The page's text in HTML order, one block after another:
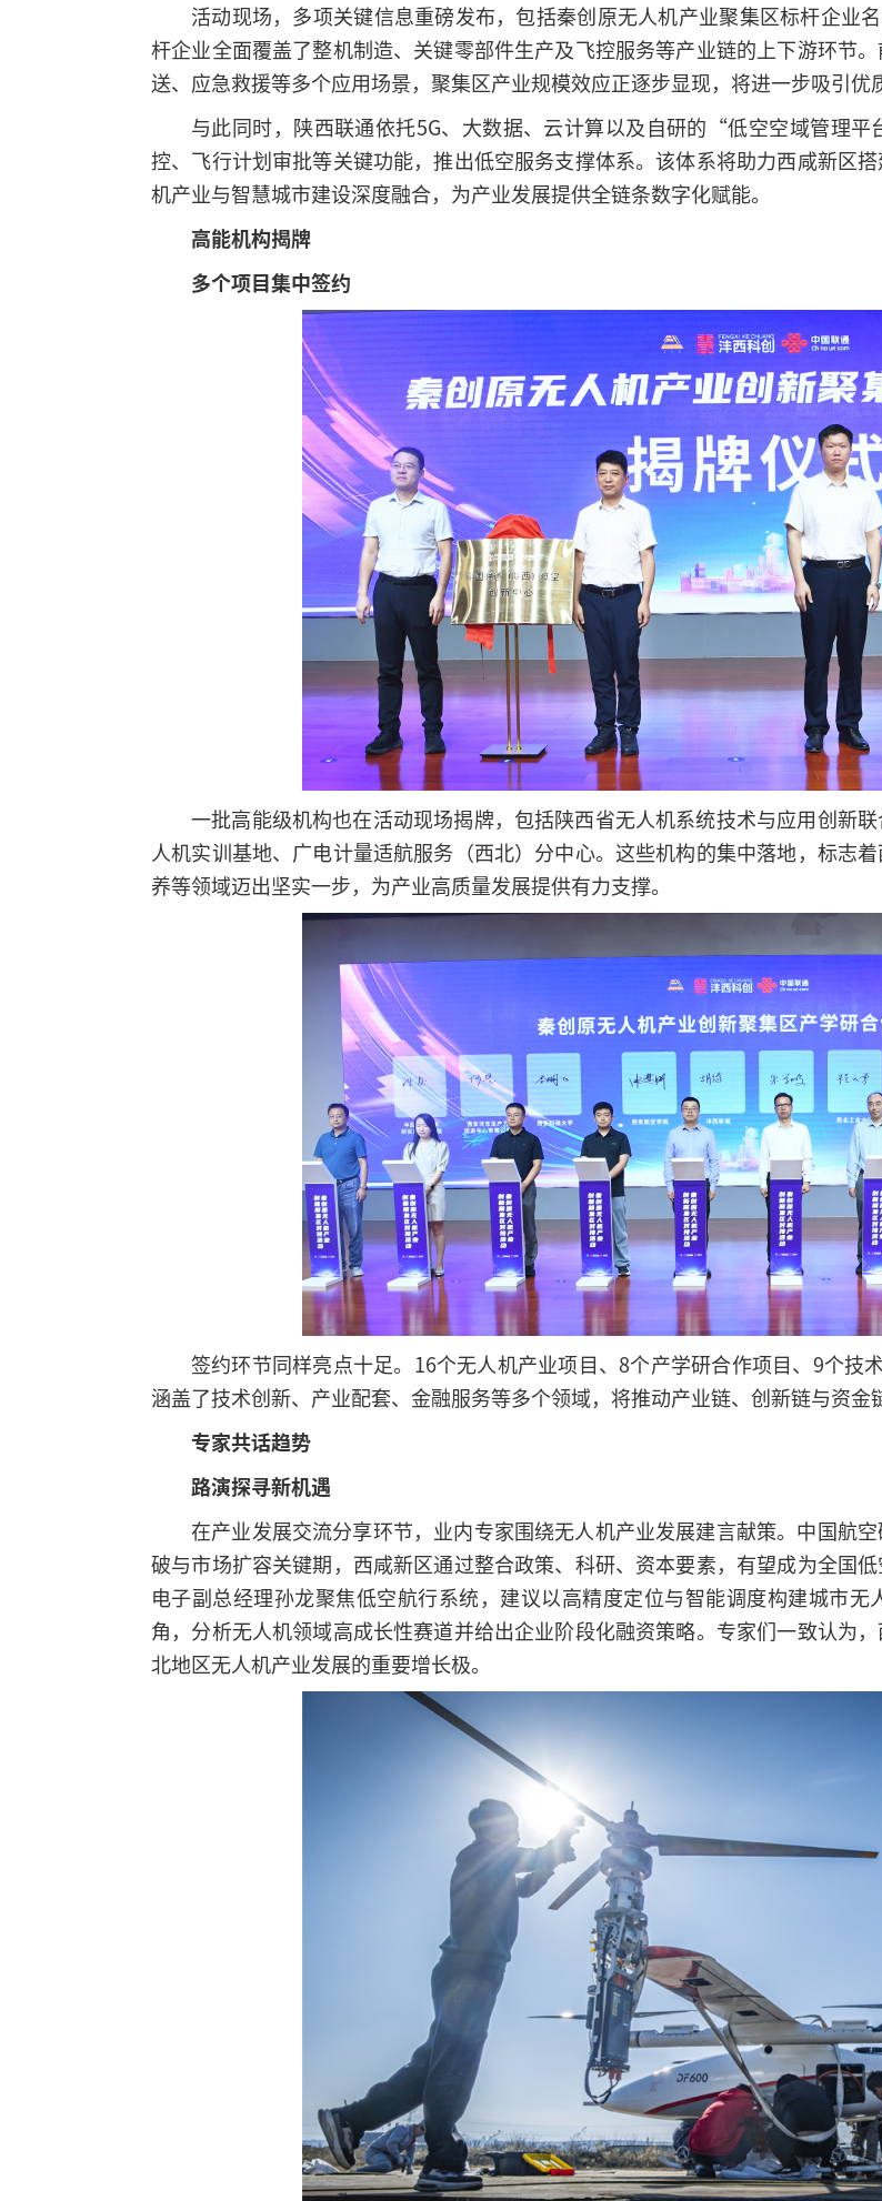
活动现场，多项关键信息重磅发布，包括秦创原无人机产业聚集区标杆企
杆企业全面覆盖了整机制造、关键零部件生产及飞控服务等产业链的上下游环节
送、应急救援等多个应用场景，聚集区产业规模效应正逐步显现，将进一步吸引优
与此同时，陕西联通依托5G、大数据、云计算以及自研的“低空空域管理
控、飞行计划审批等关键功能，推出低空服务支撑体系。该体系将助力西咸新
机产业与智慧城市建设深度融合，为产业发展提供全链条数字化赋能。
高能机构揭牌
多个项目集中签约
一批高能级机构也在活动现场揭牌，包括陕西省无人机系统技术与应用创新
人机实训基地、广电计量适航服务（西北）分中心。这些机构的集中落地，标志
养等领域迈出坚实一步，为产业高质量发展提供有力支撑。
签约环节同样亮点十足。16个无人机产业项目、8个产学研合作项目、9个技
涵盖了技术创新、产业配套、金融服务等多个领域，将推动产业链、创新链与资金
专家共话趋势
路演探寻新机遇
在产业发展交流分享环节，业内专家围绕无人机产业发展建言献策。中国航
破与市场扩容关键期，西咸新区通过整合政策、科研、资本要素，有望成为全国
电子副总经理孙龙聚焦低空航行系统，建议以高精度定位与智能调度构建城市
角，分析无人机领域高成长性赛道并给出企业阶段化融资策略。专家们一致认为
北地区无人机产业发展的重要增长极。